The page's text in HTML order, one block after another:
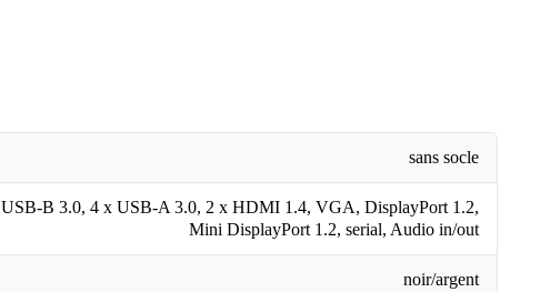
sans socle
USB-B 3.0, 4 x USB-A 3.0, 2 x HDMI 1.4, VGA, DisplayPort 1.2,
Mini DisplayPort 1.2, serial, Audio in/out
noir/argent